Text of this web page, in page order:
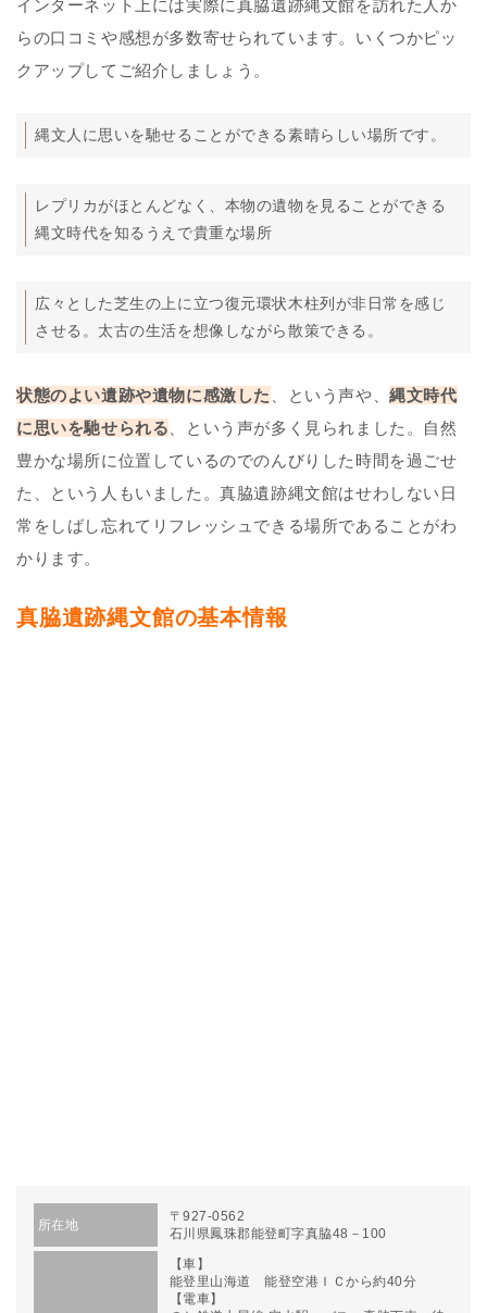
インターネット上には実際に真脇遺跡縄文館を訪れた人か
らの口コミや感想が多数寄せられています。いくつかピッ
クアップしてご紹介しましょう。
縄文人に思いを馳せることができる素晴らしい場所です。
レプリカがほとんどなく、本物の遺物を見ることができる
縄文時代を知るうえで貴重な場所
広々とした芝生の上に立つ復元環状木柱列が非日常を感じ
させる。太古の生活を想像しながら散策できる。
状態のよい遺跡や遺物に感激した 、という声や、縄文時代
に思いを馳せられる 、という声が多く見られました。自然
豊かな場所に位置しているのでのんびりした時間を過ごせ
た、という人もいました。真脇遺跡縄文館はせわしない日
常をしばし忘れてリフレッシュできる場所であることがわ
かります。
真脇遺跡縄文館の基本情報
所在地
〒927-0562
石川県鳳珠郡能登町字真脇48－100
【車】
能登里山海道 能登空港ＩＣから約40分
【電車】